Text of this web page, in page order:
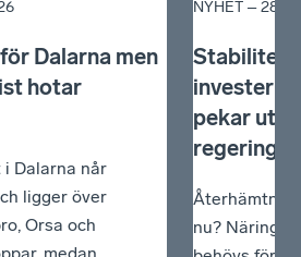
Dalarna men
hotar
Dalarna når
ligger över
Orsa och
NYHET –28
Stabilitet,
pekar ut
regering
nu?